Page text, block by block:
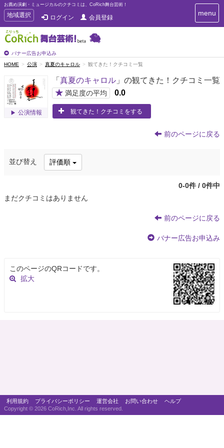
お薦め演劇・ミュージカルのクチコミは、CoRich舞台芸術！
T
o
g
g
e
n
v
i
g
地域選択 ログイン 会員登録
バナー広告お申込み
T
o
a
t
menu
HOME 公演 真夏のキャロル 観てきた！クチコミ一覧
公演情報
「 真夏のキャロル 」の観てきた！クチコミ一覧
★ 満足度の平均 0.0
観てきた！クチコミをする
前のページに戻る
並び替え 評価順
0-0件 / 0件中
まだクチコミはありません
前のページに戻る
バナー広告お申込み
このページのQRコードです。
拡大
利用規約 プライバシーポリシー 運営会社 お問い合わせ
ヘルプ
Copyright © 2026 CoRich,Inc. All rights reserved.